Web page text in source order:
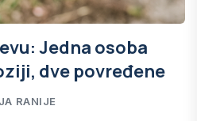
Jedna osoba
dve povređene
RANIJE